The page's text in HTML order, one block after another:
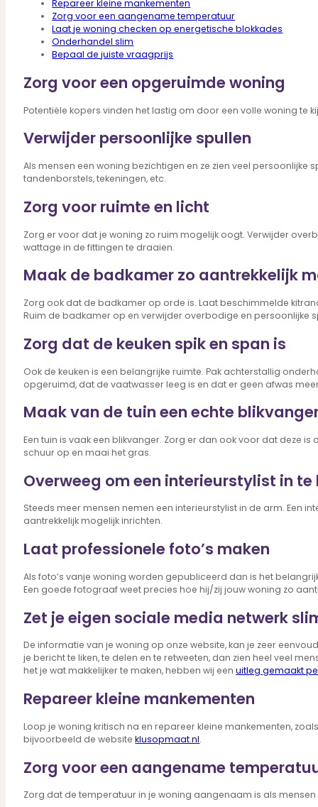
Verbouwen
Wil jij jouw huis renoveren? Geen probleem!
Alle diensten
Bekijk het overzicht van alle diensten..
Over PUUR*
Over PUUR*
Wie zijn wij?
Ons team
Leer ons beter kennen..
Werken bij PUUR*
Onze vestigingen
Beoordelingen
Dit zeggen klanten over ons
Maak gebruik van ons netwerk
PUUR* is aangesloten bij...
Repareer kleine mankementen
Zorg voor een aangename temperatuur
Laat je woning checken op energetische blokkades
Onderhandel slim
Bepaal de juiste vraagprijs
Zorg voor een opgeruimde woning
Potentiële kopers vinden het lastig om door een volle woning te
Verwijder persoonlijke spullen
Als mensen een woning bezichtigen en ze zien veel persoonlijke
tandenborstels, tekeningen, etc.
Zorg voor ruimte en licht
Zorg er voor dat je woning zo ruim mogelijk oogt. Verwijder
wattage in de fittingen te draaien.
Maak de badkamer zo aantrekkelijk
Zorg ook dat de badkamer op orde is. Laat beschimmelde
Ruim de badkamer op en verwijder overbodige en persoonlijke
Zorg dat de keuken spik en span is
Ook de keuken is een belangrijke ruimte. Pak achterstallig
opgeruimd, dat de vaatwasser leeg is en dat er geen afwas
Maak van de tuin een echte
Een tuin is vaak een blikvanger. Zorg er dan ook voor dat deze
schuur op en maai het gras.
Overweeg om een interieurstylist in te
Steeds meer mensen nemen een interieurstylist in de arm. Een
aantrekkelijk mogelijk inrichten.
Laat professionele foto’s maken
Als foto’s vanje woning worden gepubliceerd dan is het
Een goede fotograaf weet precies hoe hij/zij jouw woning zo
Zet je eigen sociale media netwerk
De informatie van je woning op onze website, kan je zeer
je bericht te liken, te delen en te retweeten, dan zien heel veel
het je wat makkelijker te maken, hebben wij eenuitleg gemaakt
Repareer kleine mankementen
Loop je woning kritisch na en repareer kleine mankementen,
bijvoorbeeld de websiteklusopmaat.nl.
Zorg voor een aangename
Zorg dat de temperatuur in je woning aangenaam is als